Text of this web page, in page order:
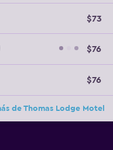
$73
$76
$76
de Thomas Lodge Motel